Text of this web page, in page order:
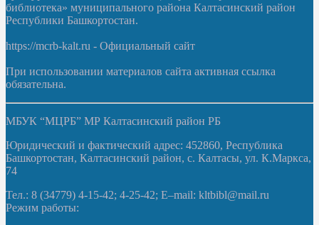
библиотека» муниципального района Калтасинский район
Республики Башкортостан.
https://mcrb-kalt.ru - Официальный сайт
При использовании материалов сайта активная ссылка
обязательна.
МБУК “МЦРБ” МР Калтасинский район РБ
Юридический и фактический адрес: 452860, Республика
Башкортостан, Калтасинский район, с. Калтасы, ул. К.Маркса,
74
Тел.: 8 (34779) 4-15-42; 4-25-42; E–mail: kltbibl@mail.ru
Режим работы: